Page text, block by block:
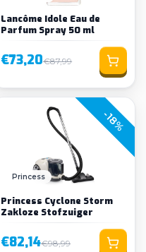
Lancôme Idole Eau de
Parfum Spray 50 ml
€73,20€87,99
-18%
Princess
Princess Cyclone Storm
Zakloze Stofzuiger
€82,14€98,99